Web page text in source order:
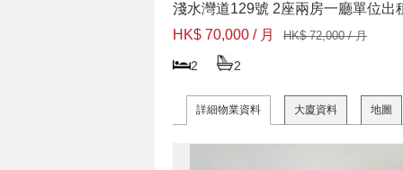
淺水灣道129號 2座兩房一廳單位出
HK$ 70,000 / 月
HK$ 72,000 / 月
2 2
詳細物業資料 大廈資料 地圖